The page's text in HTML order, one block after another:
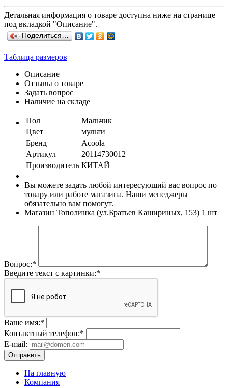
Детальная информация о товаре доступна ниже на странице
под вкладкой "Описание".
Поделиться…
Таблица размеров
Описание
Отзывы о товаре
Задать вопрос
Наличие на складе
Пол
Мальчик
Цвет
мульти
Бренд
Acoola
Артикул
20114730012
Производитель КИТАЙ
Вы можете задать любой интересующий вас вопрос по
товару или работе магазина. Наши менеджеры
обязательно вам помогут.
Магазин Тополинка (ул.Братьев Кашириных, 153) 1 шт
Вопрос:*
Введите текст с картинки:*
Ваше имя:*
Контактный телефон:*
E-mail:
Отправить
На главную
Компания